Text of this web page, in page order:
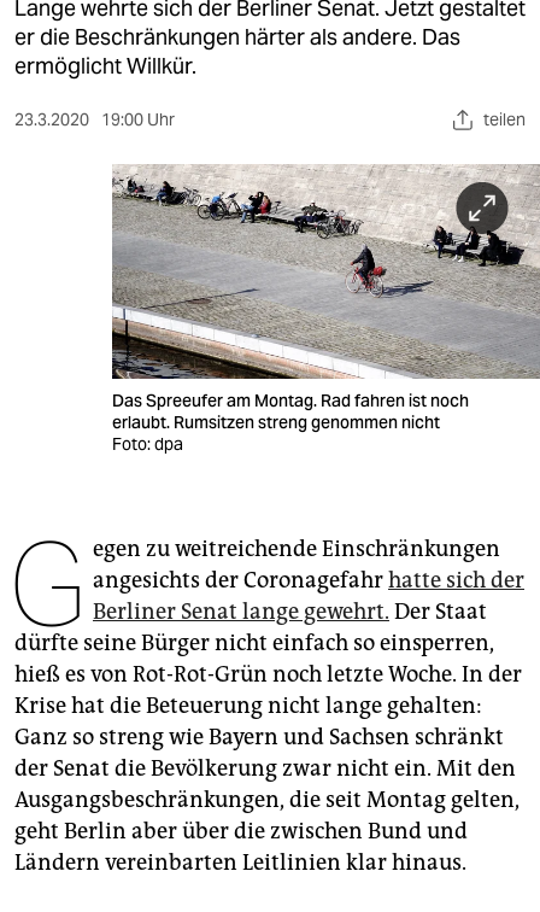
kultur
sport
berlin
wahrheit
veranstaltungen
abo
genossenschaft
epaper login
Lange wehrte sich der Berliner Senat. Jetzt gestaltet
er die Beschränkungen härter als andere. Das
ermöglicht Willkür.
23.3.2020 19:00 Uhr teilen
Das Spreeufer am Montag. Rad fahren ist noch
erlaubt. Rumsitzen streng genommen nicht
Foto: dpa
G egen zu weitreichende Einschränkungen
angesichts der Coronagefahrhatte sich der
Berliner Senat lange gewehrt. Der Staat
dürfte seine Bürger nicht einfach so einsperren,
hieß es von Rot-Rot-Grün noch letzte Woche. In der
Krise hat die Beteuerung nicht lange gehalten:
Ganz so streng wie Bayern und Sachsen schränkt
der Senat die Bevölkerung zwar nicht ein. Mit den
Ausgangsbeschränkungen, die seit Montag gelten,
geht Berlin aber über die zwischen Bund und
Ländern vereinbarten Leitlinien klar hinaus.